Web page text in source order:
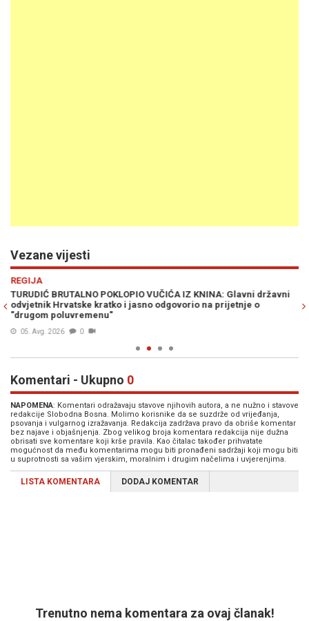
Vezane vijesti
REGIJA
TURUDIĆ BRUTALNO POKLOPIO VUČIĆA IZ KNINA: Glavni državni
odvjetnik Hrvatske kratko i jasno odgovorio na prijetnje o
"drugom poluvremenu"
05. Avg. 2026 0
Komentari - Ukupno 0
NAPOMENA: Komentari odražavaju stavove njihovih autora, a ne nužno i stavove
redakcije Slobodna Bosna. Molimo korisnike da se suzdrže od vrijeđanja,
psovanja i vulgarnog izražavanja. Redakcija zadržava pravo da obriše komentar
bez najave i objašnjenja. Zbog velikog broja komentara redakcija nije dužna
obrisati sve komentare koji krše pravila. Kao čitalac također prihvatate
mogućnost da među komentarima mogu biti pronađeni sadržaji koji mogu biti
u suprotnosti sa vašim vjerskim, moralnim i drugim načelima i uvjerenjima.
LISTA KOMENTARA DODAJ KOMENTAR
Trenutno nema komentara za ovaj članak!